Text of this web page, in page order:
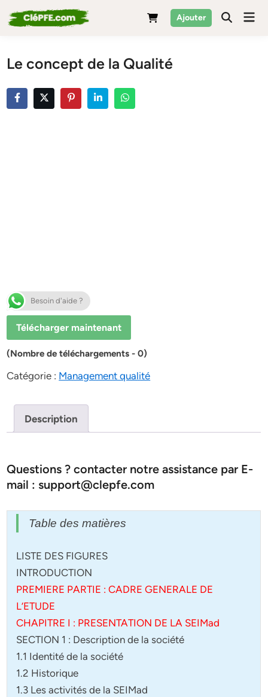
to
Ajouter
Le concept de la Qualité
Besoin d'aide ?
Télécharger maintenant
(Nombre de téléchargements - 0)
Catégorie : Management qualité
Description
Questions ? contacter notre assistance par E-
mail : support@clepfe.com
Table des matières
LISTE DES FIGURES
INTRODUCTION
PREMIERE PARTIE : CADRE GENERALE DE
L’ETUDE
CHAPITRE I : PRESENTATION DE LA SEIMad
SECTION 1 : Description de la société
1.1 Identité de la société
1.2 Historique
1.3 Les activités de la SEIMad